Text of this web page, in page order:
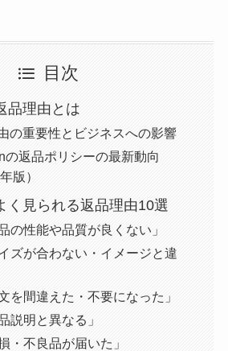
目次
品理由とは
の重要性とビジネスへの影響
の返品ポリシーの最新動向
版）
く見られる返品理由10選
の性能や品質が良くない」
ズが合わない・イメージと違
を間違えた・不要になった」
説明と異なる」
・不良品が届いた」